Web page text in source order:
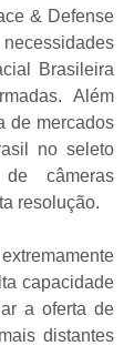
& Defense
Brasileira
Além
de mercados
no seleto
câmeras
resolução.
capacidade
a oferta de
distantes